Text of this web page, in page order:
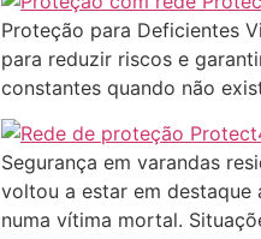
Proteção para Deficientes
para reduzir riscos e
constantes quando não
Segurança em varandas
voltou a estar em destaque
numa vítima mortal.